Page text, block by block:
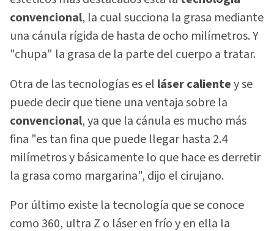
convencional, la cual succiona la grasa mediante
una cánula rígida de hasta de ocho milímetros. Y
"chupa" la grasa de la parte del cuerpo a tratar.
Otra de las tecnologías es el láser calientey se
puede decir que tiene una ventaja sobre la
convencional, ya que la cánula es mucho más
fina "es tan fina que puede llegar hasta 2.4
milímetros y básicamente lo que hace es derretir
la grasa como margarina", dijo el cirujano.
Por último existe la tecnología que se conoce
como 360, ultra Z o láser en frío y en ella la